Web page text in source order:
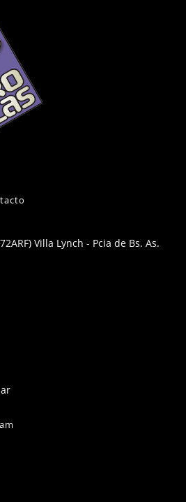
Villa Lynch - Pcia de Bs. As.
Opens
application